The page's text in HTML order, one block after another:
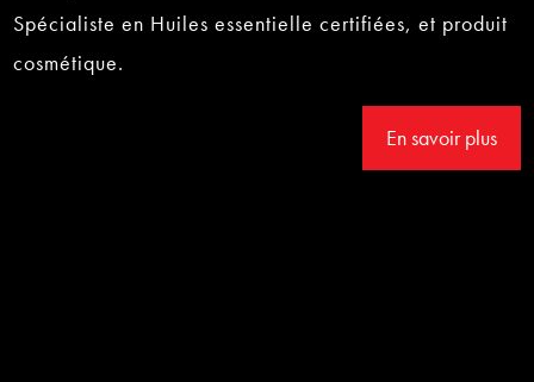
Spécialiste en Huiles essentielle certifiées, et produit
cosmétique.
En savoir plus